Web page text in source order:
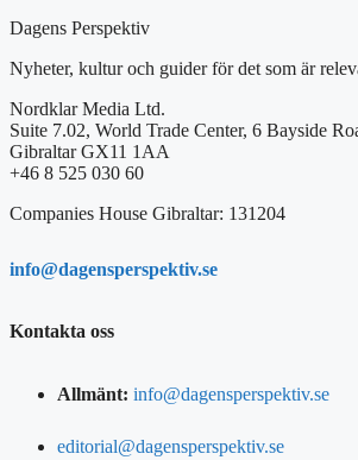
Dagens Perspektiv
Nyheter, kultur och guider för det som är
Nordklar Media Ltd.
Suite 7.02, World Trade Center, 6 Bayside
Gibraltar GX11 1AA
+46 8 525 030 60
Companies House Gibraltar: 131204
info@dagensperspektiv.se
Kontakta oss
Allmänt: info@dagensperspektiv.se
editorial@dagensperspektiv.se